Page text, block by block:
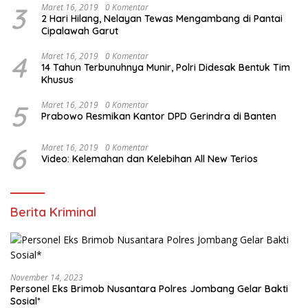
3 Maret 16, 2019 0 Komentar
2 Hari Hilang, Nelayan Tewas Mengambang di Pantai
Cipalawah Garut
4 Maret 16, 2019 0 Komentar
14 Tahun Terbunuhnya Munir, Polri Didesak Bentuk Tim
Khusus
5 Maret 16, 2019 0 Komentar
Prabowo Resmikan Kantor DPD Gerindra di Banten
6 Maret 16, 2019 0 Komentar
Video: Kelemahan dan Kelebihan All New Terios
Berita Kriminal
November 14, 2023
Personel Eks Brimob Nusantara Polres Jombang Gelar Bakti
Sosial*